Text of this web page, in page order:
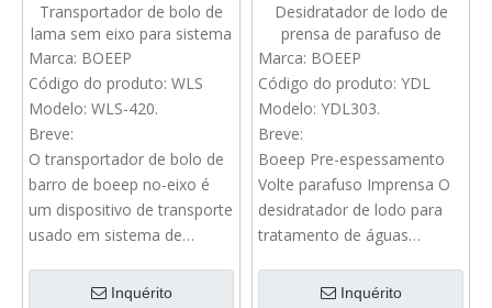
Transportador de bolo de
lama sem eixo para sistema
de desidratação de lodo
Marca: BOEEP
Código do produto: WLS
Modelo: WLS-420.
Breve:
O transportador de bolo de
barro de boeep no-eixo é
um dispositivo de transporte
usado em sistema de
para transmitir o bolo de
Inquérito
Desidratador de lodo de
prensa de parafuso de
voluta de pré-espessamento
para tratamento de águas
residuais
Marca: BOEEP
Código do produto: YDL
Modelo: YDL303.
Breve:
Boeep Pre-espessamento
Volte parafuso Imprensa O
desidratador de lodo para
tratamento de águas
integrado paraInquérito